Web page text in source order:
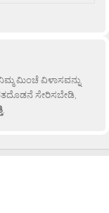
ಮಿಂಚೆ ವಿಳಾಸವನ್ನು
ಸೇರಿಸಬೇಡಿ,
.